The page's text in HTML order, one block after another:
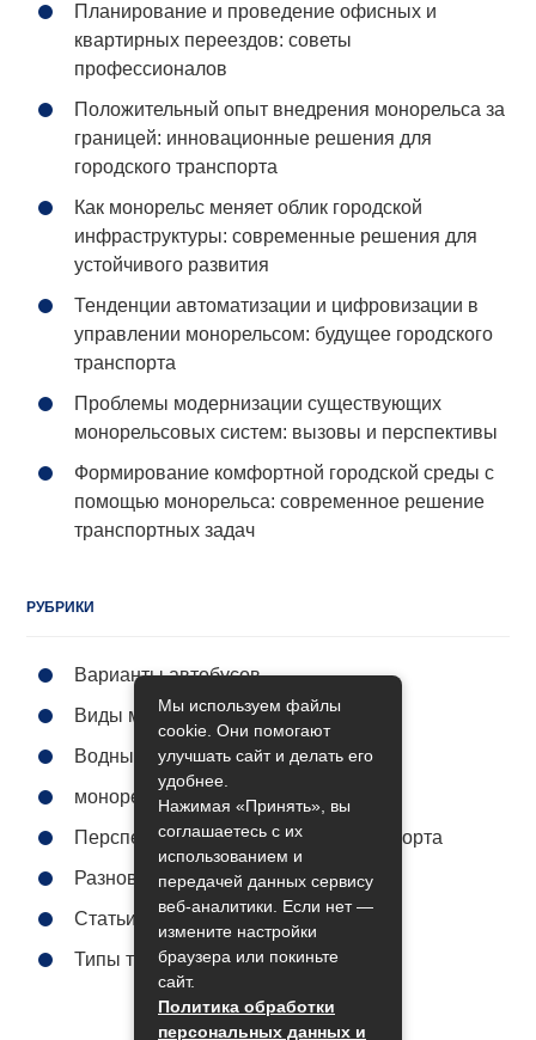
Планирование и проведение офисных и
квартирных переездов: советы
профессионалов
Положительный опыт внедрения монорельса за
границей: инновационные решения для
городского транспорта
Как монорельс меняет облик городской
инфраструктуры: современные решения для
устойчивого развития
Тенденции автоматизации и цифровизации в
управлении монорельсом: будущее городского
транспорта
Проблемы модернизации существующих
монорельсовых систем: вызовы и перспективы
Формирование комфортной городской среды с
помощью монорельса: современное решение
транспортных задач
РУБРИКИ
Варианты автобусов
Виды метро
Водный транспорт
монорельс городской
Перспективы общественного транспорта
Разновидности поездов
Статьи
Типы трамваев
Мы используем файлы
cookie. Они помогают
улучшать сайт и делать его
удобнее.
Нажимая «Принять», вы
соглашаетесь с их
использованием и
передачей данных сервису
веб-аналитики. Если нет —
измените настройки
браузера или покиньте
сайт.
Политика обработки
персональных данных и